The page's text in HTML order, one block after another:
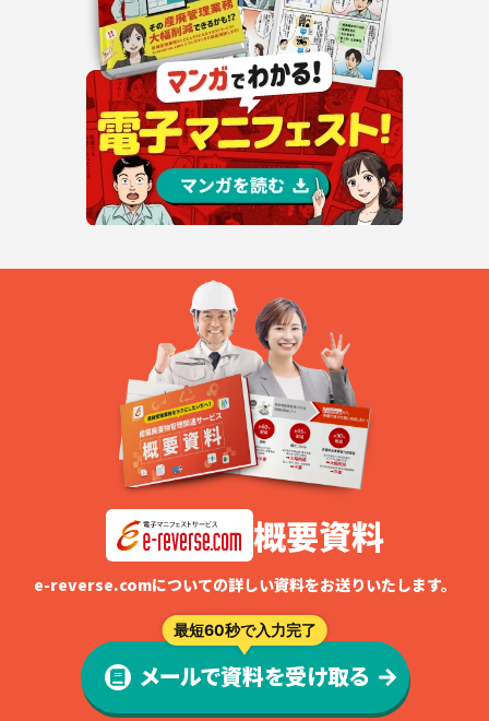
概要資料
e-reverse.comについての詳しい資料をお送りいたします。
最短60秒で入力完了
メールで資料を受け取る